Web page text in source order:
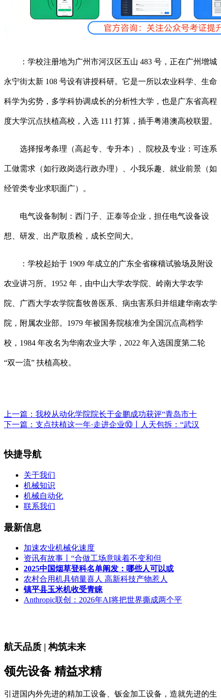
：学校注册地为广州市河汉区五山 483 号，正在广州增城
永宁街太新 108 号设有讲授科研。它是一所以农业科学、生命
科学为劣势，多学科协调成长的分析性大学，也是广东省高程
度大学沉点扶植高校，入选 111 打算，插手粤港澳高校联盟。
选择报考条理（高起专、专升本）、院校及专业：可连系
工做需求（如行政岗选行政办理）、小我乐趣、就业前景（如
经管类专业求职面广）。
电气设备制制：西门子、正泰等企业，担任电气设备设
想、研发、出产取质检，成长空间大。
：学校起始于 1909 年成立的广东全省稼穑试验场及附设
农业讲习所。1952 年，由中山大学农学院、岭南大学农学
院、广西大学农学院畜牧兽医系、病虫害系归并组建华南农学
院，附属农业部。1979 年被国务院核准为全国沉点高档学
校，1984 年改名为华南农业大学，2022 年入选国度第二轮
“双一流” 扶植高校。
上一篇： 我校从动化学院院长于金鹏成功获评“青岛市十
下一篇： 支点扶植这一年·走进企业⑩丨人天包拆：“武汉
快捷导航
关于我们
机械知识
机械自动化
联系我们
最新信息
加速农业机械化速度
资讯有故事丨“合做工场意味着不变和但
2025中国烟草登科名单阐发：哪些人可以或
农村合用机具销量喜人 高新科技产物惹人
镇平县玉米机收受青睐
Anthropic联创：2026年AI将把世界撕成两个平
航天品质 | 构筑未来
领先设备 精益求精
引进国内外先进的精加工设备、钣金加工设备，造就先进的生